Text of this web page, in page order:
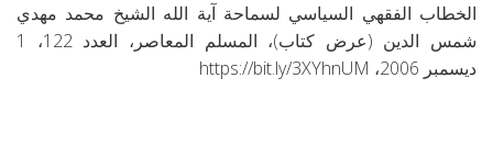
الخطاب الفقهي السياسي لسماحة آية الله الشيخ محمد مهدي
شمس الدين (عرض كتاب)، المسلم المعاصر، العدد 122، 1
ديسمبر 2006، https://bit.ly/3XYhnUM